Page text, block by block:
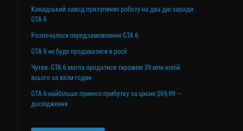
Канадський завод призупиняє роботу на два дні заради
GTA 6
Розпочалося передзамовлення GTA 6
GTA 6 не буде продаватися в росії
Чутки: GTA 6 могла продатися тиражем 39 млн копій
всього за вісім годин
GTA 6 найбільше принесе прибутку за ціною $69,99 —
дослідження